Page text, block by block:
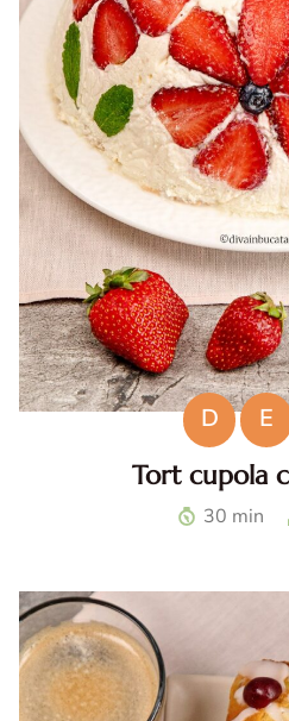
D E
Tort cupola
Tort cupola cu capsuni. Tort
cu mascarpone si capsuni.
30 min